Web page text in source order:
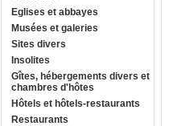
Eglises et abbayes
Musées et galeries
Sites divers
Insolites
Gîtes, hébergements divers et
chambres d'hôtes
Hôtels et hôtels-restaurants
Restaurants